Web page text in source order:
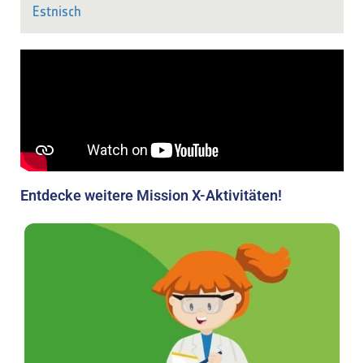
Estnisch
Entdecke weitere Mission X-Aktivitäten!